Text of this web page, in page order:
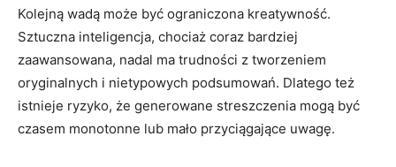
Kolejną wadą może być ograniczona kreatywność.
‍Sztuczna inteligencja, chociaż ‌coraz bardziej‍
zaawansowana,‍ nadal ma trudności z‍ tworzeniem
oryginalnych​ i nietypowych podsumowań. Dlatego też
istnieje ryzyko, ⁢że generowane streszczenia mogą być
czasem monotonne lub mało przyciągające uwagę.